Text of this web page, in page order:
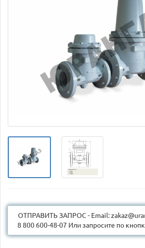
ОТПРАВИТЬ ЗАПРОС - Email:
8 800 600-48-07 Или запросите по